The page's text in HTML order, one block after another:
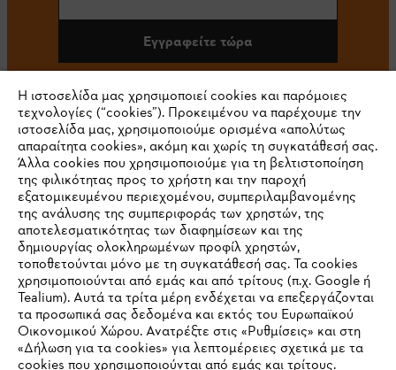
Εγγραφείτε τώρα
#STIHL
Εταιρεία
STIHL Συχνές ερωτήσεις
Η ιστοσελίδα μας χρησιμοποιεί cookies και παρόμοιες
τεχνολογίες (“cookies”). Προκειμένου να παρέχουμε την
ιστοσελίδα μας, χρησιμοποιούμε ορισμένα «απολύτως
απαραίτητα cookies», ακόμη και χωρίς τη συγκατάθεσή σας.
Άλλα cookies που χρησιμοποιούμε για τη βελτιστοποίηση
της φιλικότητας προς το χρήστη και την παροχή
εξατομικευμένου περιεχομένου, συμπεριλαμβανομένης
της ανάλυσης της συμπεριφοράς των χρηστών, της
αποτελεσματικότητας των διαφημίσεων και της
δημιουργίας ολοκληρωμένων προφίλ χρηστών,
τοποθετούνται μόνο με τη συγκατάθεσή σας. Τα cookies
χρησιμοποιούνται από εμάς και από τρίτους (π.χ. Google ή
Tealium). Αυτά τα τρίτα μέρη ενδέχεται να επεξεργάζονται
τα προσωπικά σας δεδομένα και εκτός του Ευρωπαϊκού
Οικονομικού Χώρου. Ανατρέξτε στις «Ρυθμίσεις» και στη
«Δήλωση για τα cookies» για λεπτομέρειες σχετικά με τα
cookies που χρησιμοποιούνται από εμάς και τρίτους.